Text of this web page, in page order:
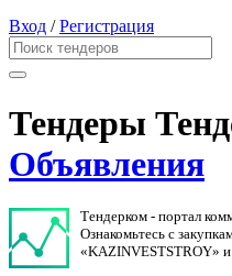
Вход /Регистрация
Тендеры
Объявления
Тендерком - портал
Ознакомьтесь с
«KAZINVESTSTROY» и